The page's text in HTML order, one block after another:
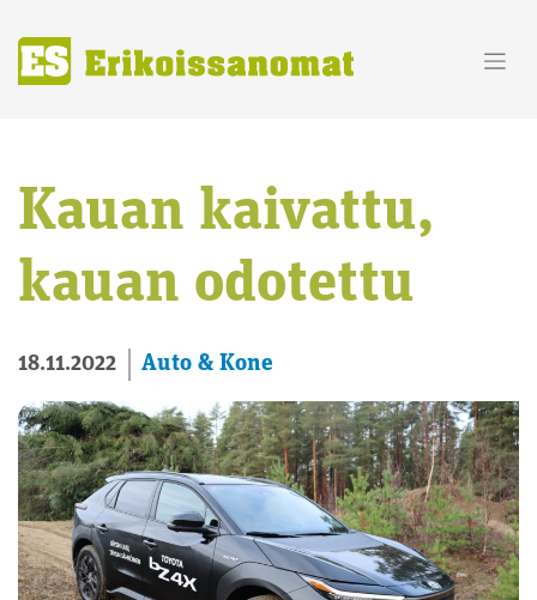
content
Kauan kaivattu,
kauan odotettu
18.11.2022 Auto & Kone